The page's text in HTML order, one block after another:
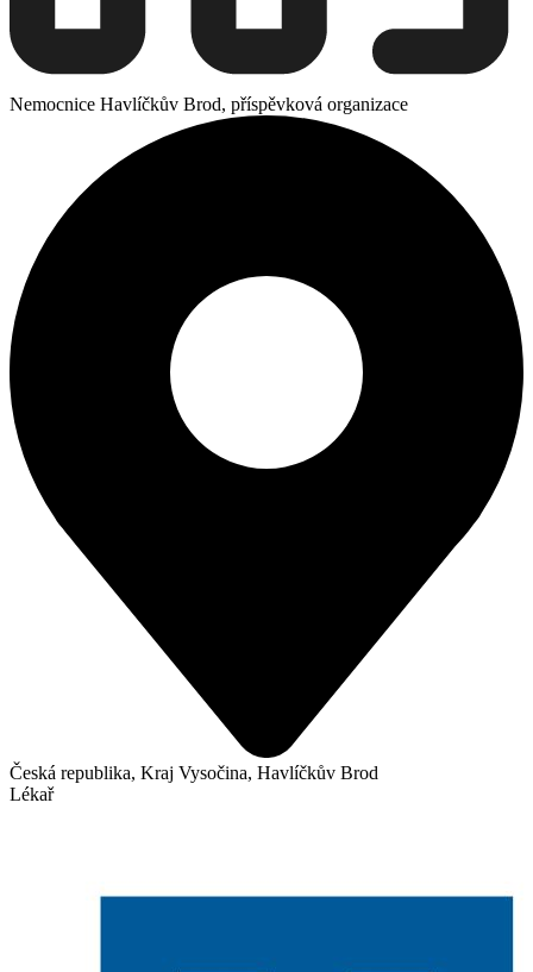
Nemocnice Havlíčkův Brod, příspěvková organizace
Česká republika, Kraj Vysočina, Havlíčkův Brod
Lékař